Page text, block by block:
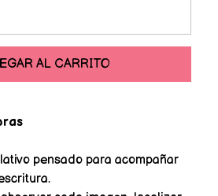
AL CARRITO
pensado para acompañar